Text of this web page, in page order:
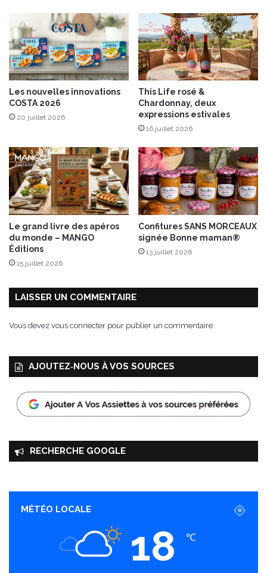
c
l
a
g
a
m
m
e
r
é
b
o
s
q
u
r
h
e
r
b
e
sLes nouvelles innovations
COSTA 2026
20 juillet 2026
This Life rosé &
Chardonnay, deux
expressions estivales
16 juillet 2026
Le grand livre des apéros
du monde – MANGO
Éditions
15 juillet 2026
Confitures SANS MORCEAUX
signée Bonne maman®
13 juillet 2026
LAISSER UN COMMENTAIRE
Vous devez vous connecter pour publier un commentaire.
AJOUTEZ‑NOUS À VOS SOURCES
RECHERCHE GOOGLE
MÉTÉO LOCALE
18 ℃